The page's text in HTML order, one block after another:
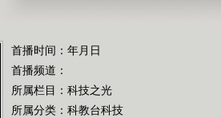
首播时间：年月日
首播频道：
所属栏目： 科技之光
所属分类：科教台科技